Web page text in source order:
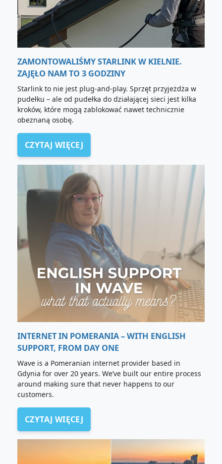
ZAMONTOWALIŚMY STARLINK W KIELNIE.
ZAJĘŁO NAM TO 3 GODZINY
Starlink to nie jest plug-and-play. Sprzęt przyjeżdża w
pudełku – ale od pudełka do działającej sieci jest kilka
kroków, które mogą zablokować nawet technicznie
obeznaną osobę.
CZYTAJ WIĘCEJ
INTERNET IN POMERANIA – WITH ENGLISH
SUPPORT, FROM DAY ONE
Wave is a Pomeranian internet provider based in
Gdynia for over 20 years. We’ve built our entire process
around making sure that never happens to our
customers.
CZYTAJ WIĘCEJ